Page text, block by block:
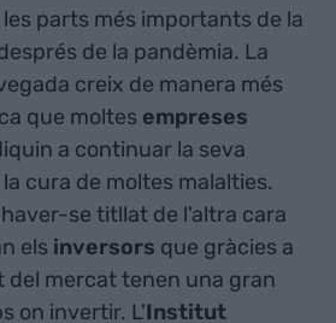
les parts més importants de la
de la pandèmia. La
creix de manera més
que moltes empreses
a continuar la seva
cura de moltes malalties.
se titllat de l'altra cara
els inversors que gràcies a
del mercat tenen una gran
on invertir. L'Institut